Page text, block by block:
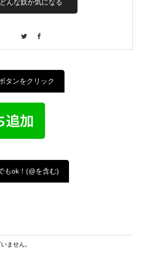
どんな奴か気になる
タンをクリック
もok！(@を含む)
ません。